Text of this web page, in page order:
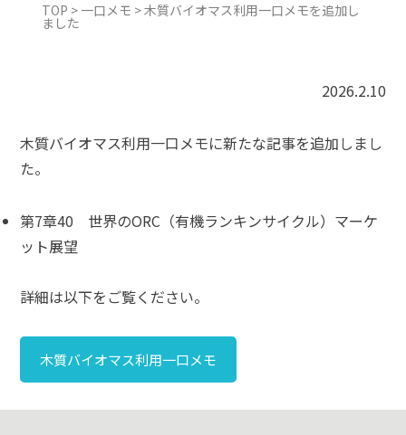
TOP > 一口メモ >木質バイオマス利用一口メモを追加し
ました
2026.2.10
木質バイオマス利用一口メモに新たな記事を追加しまし
た。
第7章40 世界のORC（有機ランキンサイクル）マーケ
ット展望
詳細は以下をご覧ください。
木質バイオマス利用一口メモ